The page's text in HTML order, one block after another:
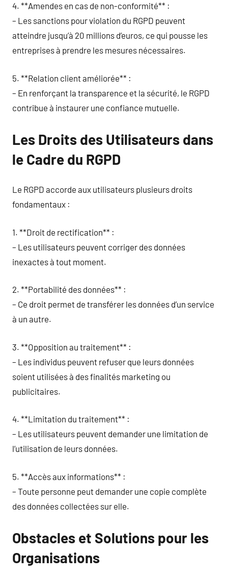
4. **Amendes en cas de non-conformité** :
– Les sanctions pour violation du RGPD peuvent
atteindre jusqu’à 20 millions d’euros, ce qui pousse les
entreprises à prendre les mesures nécessaires.
5. **Relation client améliorée** :
– En renforçant la transparence et la sécurité, le RGPD
contribue à instaurer une confiance mutuelle.
Les Droits des Utilisateurs dans
le Cadre du RGPD
Le RGPD accorde aux utilisateurs plusieurs droits
fondamentaux :
1. **Droit de rectification** :
– Les utilisateurs peuvent corriger des données
inexactes à tout moment.
2. **Portabilité des données** :
– Ce droit permet de transférer les données d’un service
à un autre.
3. **Opposition au traitement** :
– Les individus peuvent refuser que leurs données
soient utilisées à des finalités marketing ou
publicitaires.
4. **Limitation du traitement** :
– Les utilisateurs peuvent demander une limitation de
l’utilisation de leurs données.
5. **Accès aux informations** :
– Toute personne peut demander une copie complète
des données collectées sur elle.
Obstacles et Solutions pour les
Organisations